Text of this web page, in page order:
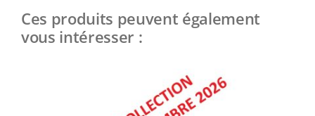
Ces produits peuvent également
vous intéresser :